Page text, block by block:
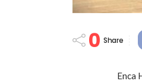
0 Share
Enca